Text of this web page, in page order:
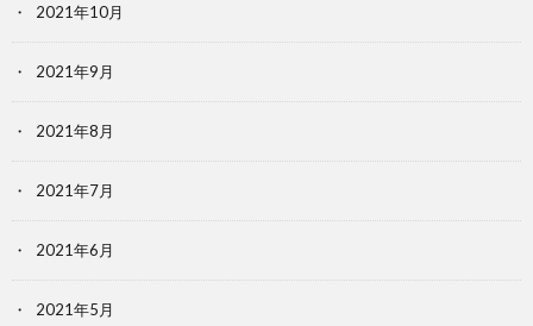
2021年10月
2021年9月
2021年8月
2021年7月
2021年6月
2021年5月